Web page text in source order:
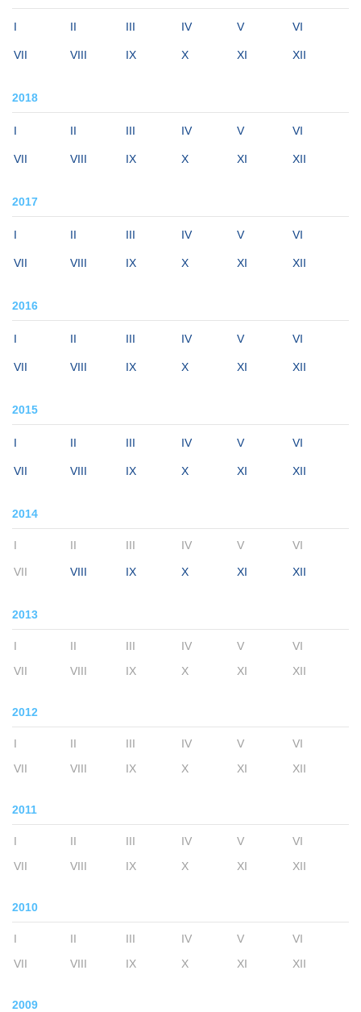
I II III IV V VI
VII VIII IX X XI XII
2018
I II III IV V VI
VII VIII IX X XI XII
2017
I II III IV V VI
VII VIII IX X XI XII
2016
I II III IV V VI
VII VIII IX X XI XII
2015
I II III IV V VI
VII VIII IX X XI XII
2014
I II III IV V VI
VII VIII IX X XI XII
2013
I II III IV V
VI
VII
VIII IX X XI XII
2012
I II III IV V
VI
VII
VIII IX X XI XII
2011
I II III IV V
VI
VII
VIII IX X XI XII
2010
I II III IV V
VI
VII
VIII IX X XI XII
2009